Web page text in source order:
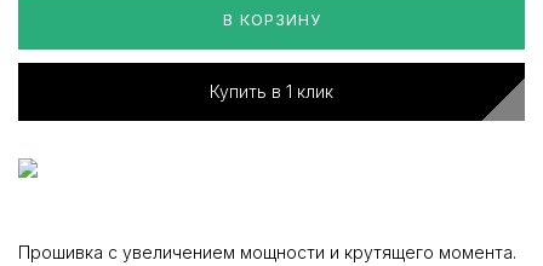
В КОРЗИНУ
Купить в 1 клик
Прошивка с увеличением мощности и крутящего момента.